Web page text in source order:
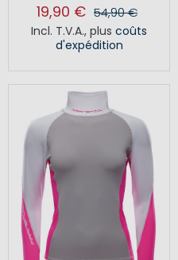
19,90 € 54,90 €
Incl. T.V.A., plus coûts
d'expédition